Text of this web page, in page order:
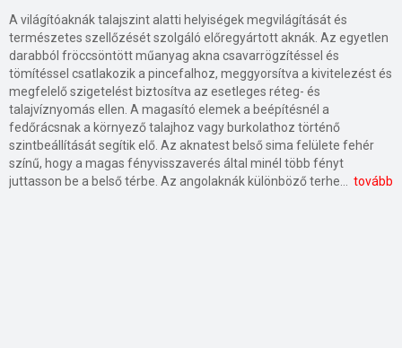
A világítóaknák talajszint alatti helyiségek megvilágítását és
természetes szellőzését szolgáló előregyártott aknák. Az egyetlen
darabból fröccsöntött műanyag akna csavarrögzítéssel és
tömítéssel csatlakozik a pincefalhoz, meggyorsítva a kivitelezéstés
megfelelő szigetelést biztosítva az esetleges réteg- és
talajvíznyomás ellen. A magasító elemek a beépítésnél a
fedőrácsnak a környező talajhoz vagy burkolathoz történő
szintbeállítását segítik elő. Az aknatest belső sima felülete fehér
színű, hogy a magas fényvisszaverés által minél több fényt
tovább